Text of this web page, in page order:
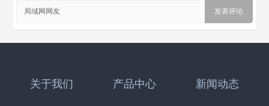
局域网网友
关于我们 产品中心 新闻动态